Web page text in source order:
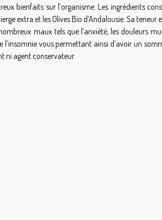
bienfaits sur l’organisme. Les ingrédients
extra et les Olives Bio d’Andalousie. Sa teneur
maux tels que l’anxiété, les douleurs
vous permettant ainsi d’avoir un
ni agent conservateur.